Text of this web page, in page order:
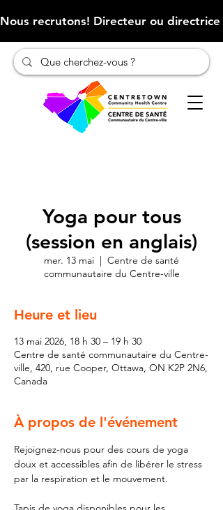
Nous recrutons! Directeur ou
Yoga pour tous
(session en anglais)
mer. 13 mai
  |
Centre de santé
communautaire du Centre-ville
Heure et lieu
13 mai 2026, 18 h 30 – 19 h 30
Centre de santé communautaire du Centre-
ville, 420, rue Cooper, Ottawa, ON K2P 2N6,
Canada
À propos de l'événement
Rejoignez-nous pour des cours de yoga
doux et accessibles afin de libérer le stress
par la respiration et le mouvement.